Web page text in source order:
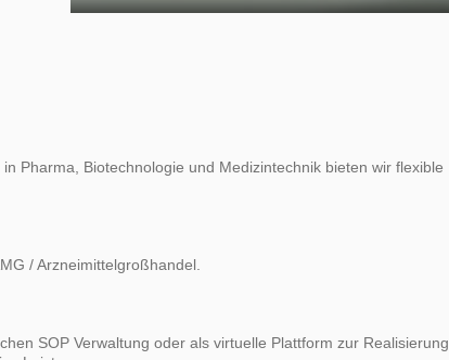
Pharma, Biotechnologie und Medizintechnik bieten wir flexible
/ Arzneimittelgroßhandel.
SOP Verwaltung oder als virtuelle Plattform zur Realisierung